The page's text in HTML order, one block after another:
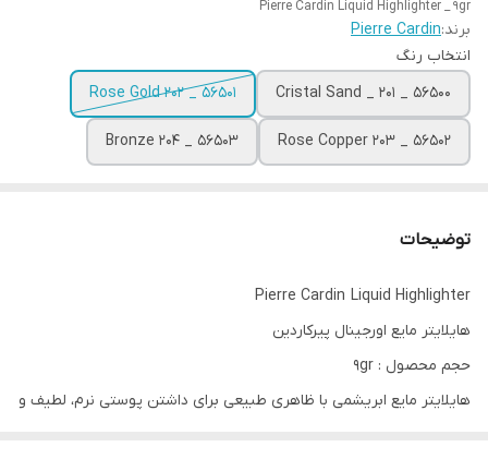
Pierre Cardin Liquid Highlighter _ 9gr
برند:Pierre Cardin
انتخاب رنگ
Cristal Sand _ 201 _ 56500
Rose Gold 202 _ 56501
Rose Copper 203 _ 56502
Bronze 204 _ 56503
توضیحات
Pierre Cardin Liquid Highlighter
هایلایتر مایع اورجینال پیرکاردین
حجم محصول : 9gr
هایلایتر مایع ابریشمی با ظاهری طبیعی برای داشتن پوستی نرم، لطیف و